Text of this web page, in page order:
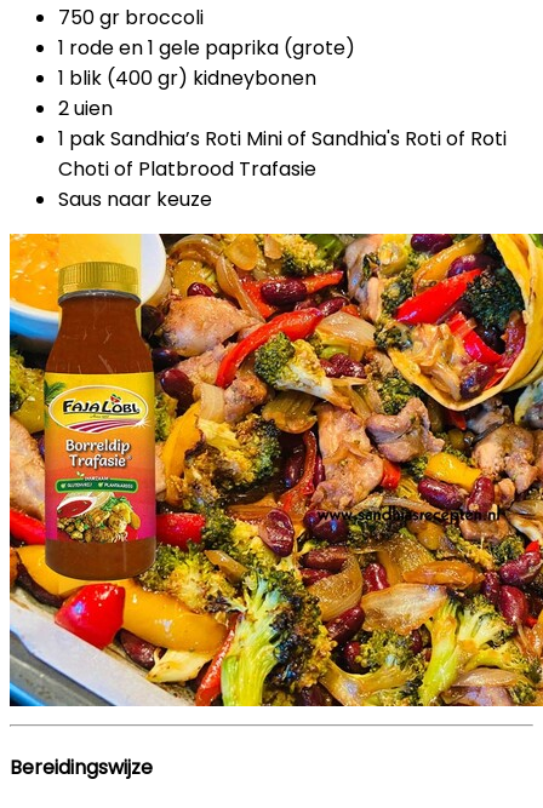
750 gr broccoli
1 rode en 1 gele paprika (grote)
1 blik (400 gr) kidneybonen
2 uien
1 pak Sandhia’s Roti Mini of Sandhia's Roti of Roti
Choti of Platbrood Trafasie
Saus naar keuze
Bereidingswijze